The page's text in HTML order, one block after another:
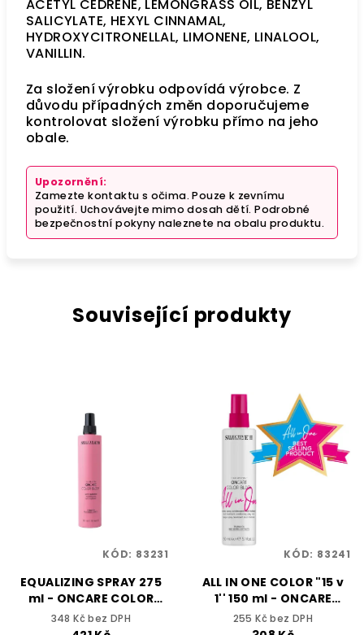
ACETYL CEDRENE, LEMONGRASS OIL, BENZYL
SALICYLATE, HEXYL CINNAMAL,
HYDROXYCITRONELLAL, LIMONENE, LINALOOL,
VANILLIN.
Za složení výrobku odpovídá výrobce. Z
důvodu případných změn doporučujeme
kontrolovat složení výrobku přímo na jeho
obale.
Upozornění:
Zamezte kontaktu s očima. Pouze k zevnímu
použití. Uchovávejte mimo dosah dětí. Podrobné
bezpečnostní pokyny naleznete na obalu produktu.
Související produkty
EQUALIZING SPRAY 275
ml - ONCARE COLOR
BLOCK - SELECTIVE
PROFESSIONAL
348 Kč bez DPH
KÓD: 83231
ALL IN ONE COLOR "15 v
1'' 150 ml - ONCARE
COLOR BLOCK -
SELECTIVE
255 Kč bez DPH
KÓD: 83241